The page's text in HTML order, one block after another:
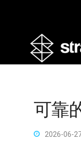
可靠
2026-06-